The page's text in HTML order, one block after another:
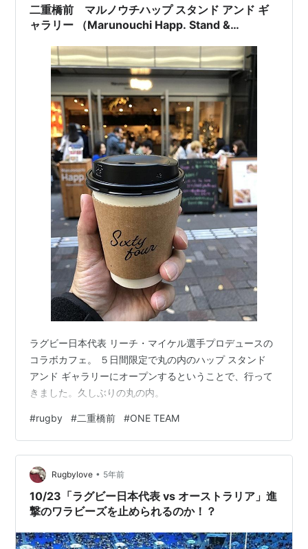
二重橋前 マルノウチハップ スタンド アンド ギ
ャラリー （Marunouchi Happ. Stand &
ラグビー日本代表 リーチ・マイケル選手プロデュースの
コラボカフェ。 ５日間限定で丸の内のハップ スタンド
アンド ギャラリーにオープンするということで、行って
きました。久しぶりの丸の内。
#rugby #二重橋前 #ONE TEAM
Rugbylove • 5年前
10/23「ラグビー日本代表 vs オーストラリア」進
撃のワラビーズを止められるのか！？